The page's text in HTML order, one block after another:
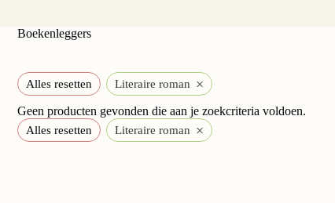
Boekenleggers
Alles resetten Literaire roman ×
Geen producten gevonden die aan je zoekcriteria voldoen.
Alles resetten Literaire roman ×